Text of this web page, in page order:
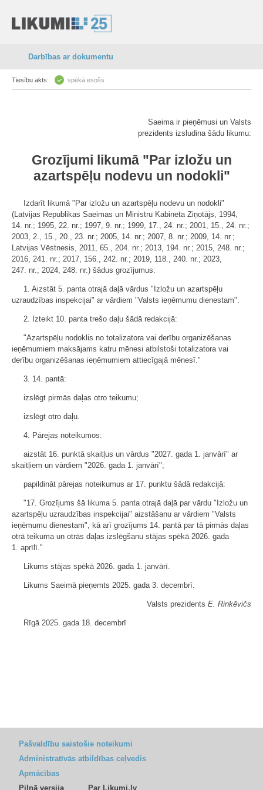
Darbības ar dokumentu
Tiesību akts: spēkā esošs
Saeima ir pieņēmusi un Valsts
prezidents izsludina šādu likumu:
Grozījumi likumā "Par izložu un
azartspēļu nodevu un nodokli"
Izdarīt likumā "Par izložu un azartspēļu nodevu un nodokli"
(Latvijas Republikas Saeimas un Ministru Kabineta Ziņotājs, 1994,
14. nr.; 1995, 22. nr.; 1997, 9. nr.; 1999, 17., 24. nr.; 2001, 15., 24. nr.;
2003, 2., 15., 20., 23. nr.; 2005, 14. nr.; 2007, 8. nr.; 2009, 14. nr.;
Latvijas Vēstnesis, 2011, 65., 204. nr.; 2013, 194. nr.; 2015, 248. nr.;
2016, 241. nr.; 2017, 156., 242. nr.; 2019, 118., 240. nr.; 2023,
247. nr.; 2024, 248. nr.) šādus grozījumus:
1. Aizstāt 5. panta otrajā daļā vārdus "Izložu un azartspēļu
uzraudzības inspekcijai" ar vārdiem "Valsts ieņēmumu dienestam".
2. Izteikt 10. panta trešo daļu šādā redakcijā:
"Azartspēļu nodoklis no totalizatora vai derību organizēšanas
ieņēmumiem maksājams katru mēnesi atbilstoši totalizatora vai
derību organizēšanas ieņēmumiem attiecīgajā mēnesī."
3. 14. pantā:
izslēgt pirmās daļas otro teikumu;
izslēgt otro daļu.
4. Pārejas noteikumos:
aizstāt 16. punktā skaitļus un vārdus "2027. gada 1. janvārī" ar
skaitļiem un vārdiem "2026. gada 1. janvārī";
papildināt pārejas noteikumus ar 17. punktu šādā redakcijā:
"17. Grozījums šā likuma 5. panta otrajā daļā par vārdu "Izložu un
azartspēļu uzraudzības inspekcijai" aizstāšanu ar vārdiem "Valsts
ieņēmumu dienestam", kā arī grozījums 14. pantā par tā pirmās daļas
otrā teikuma un otrās daļas izslēgšanu stājas spēkā 2026. gada
1. aprīlī."
Likums stājas spēkā 2026. gada 1. janvārī.
Likums Saeimā pieņemts 2025. gada 3. decembrī.
Valsts prezidents E. Rinkēvičs
Rīgā 2025. gada 18. decembrī
Pašvaldību saistošie noteikumi
Administratīvās atbildības ceļvedis
Apmācības
Pilnā versija
Par Likumi.lv